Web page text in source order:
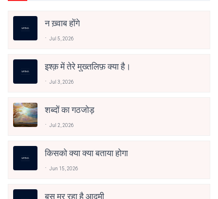
न ख़्वाब होंगे
Jul 5, 2026
इश्क़ में तेरे मुख्तलिफ़ क्या है।
Jul 3, 2026
शब्दों का गठजोड़
Jul 2, 2026
किसको क्या क्या बताया होगा
Jun 15, 2026
बस मर रहा है आदमी